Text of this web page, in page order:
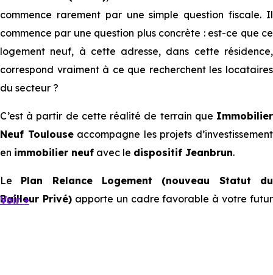
commence rarement par une simple question fiscale. Il
commence par une question plus concrète : est-ce que ce
logement neuf, à cette adresse, dans cette résidence,
correspond vraiment à ce que recherchent les locataires
du secteur ?
C’est à partir de cette réalité de terrain que Immobilier
Neuf Toulouseaccompagne les projets d’investissement
en immobilier neuf avec le dispositif Jeanbrun.
Le Plan Relance Logement (nouveau Statut du
Bailleur Privé)apporte un cadre favorable à votre futur
Voir +